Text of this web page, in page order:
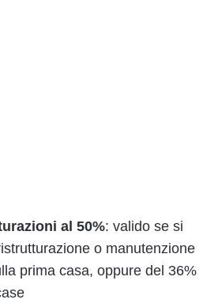
al 50%: valido se si
o manutenzione
prima casa, oppure del 36%